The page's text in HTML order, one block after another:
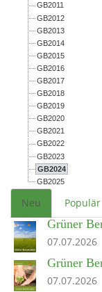
GB2011
GB2012
GB2013
GB2014
GB2015
GB2016
GB2017
GB2018
GB2019
GB2020
GB2021
GB2022
GB2023
GB2024
GB2025
Neu Populär
Grüner
07.07.2026
Grüner
07.07.2026